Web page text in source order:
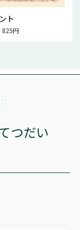
ト
825円
つだい